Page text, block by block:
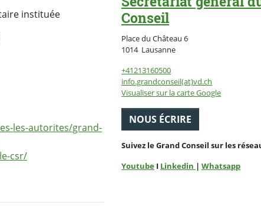
instituée
les-autorites/grand-
csr/
Conseil
Place du Château 6
1014 LausanneSuisse
+41213160500
info.grandconseil(at)vd.ch
Visualiser sur la carte Google
NOUS ÉCRIRE
Suivez le Grand Conseil sur les
Youtube I Linkedin | Whatsapp